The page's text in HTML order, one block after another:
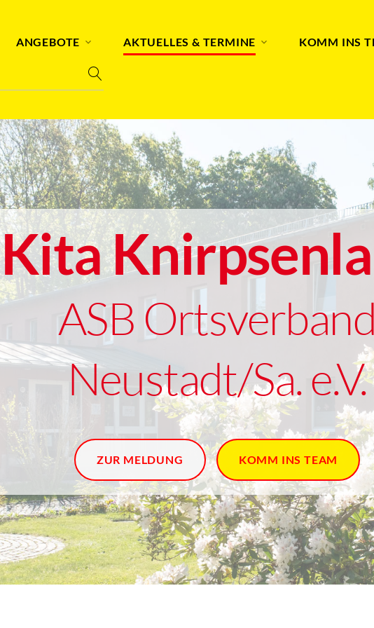
ANGEBOTE AKTUELLES & TERMINE KOMM INS
Kita
ASB
Neustadt/Sa. e.V.
ZUR MELDUNG KOMM INS TEAM